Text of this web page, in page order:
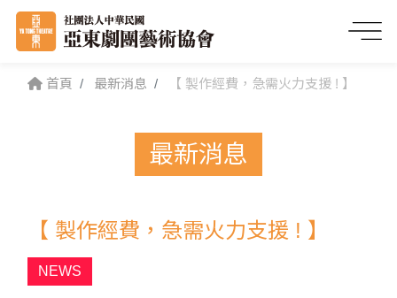
首頁 最新消息 【 製作經費，急需火力支援 ! 】
最新消息
【 製作經費，急需火力支援 ! 】
NEWS